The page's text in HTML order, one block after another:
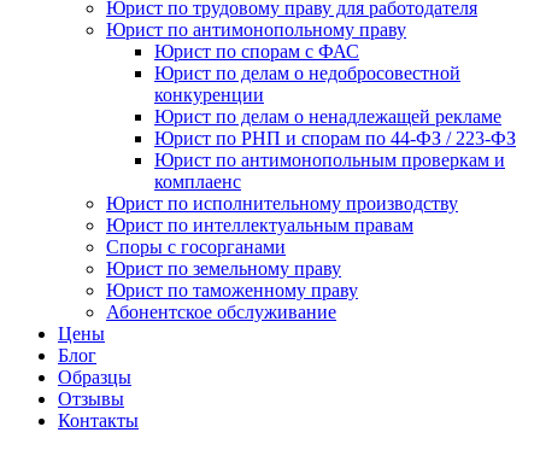
Юрист по трудовому праву для работодателя
Юрист по антимонопольному праву
Юрист по спорам с ФАС
Юрист по делам о недобросовестной
конкуренции
Юрист по делам о ненадлежащей рекламе
Юрист по РНП и спорам по 44-ФЗ / 223-ФЗ
Юрист по антимонопольным проверкам и
комплаенс
Юрист по исполнительному производству
Юрист по интеллектуальным правам
Споры с госорганами
Юрист по земельному праву
Юрист по таможенному праву
Абонентское обслуживание
Цены
Блог
Образцы
Отзывы
Контакты